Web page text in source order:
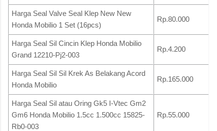
Harga Seal Valve Seal Klep New New
Honda Mobilio 1 Set (16pcs)
Rp.80.000
Harga Seal Sil Cincin Klep Honda Mobilio
Grand 12210-Pj2-003
Rp.4.200
Harga Seal Sil Sil Krek As Belakang Acord
Honda Mobilio
Rp.165.000
Harga Seal Sil atau Oring Gk5 I-Vtec Gm2
Gm6 Honda Mobilio 1.5cc 1.500cc 15825-
Rb0-003
Rp.55.000